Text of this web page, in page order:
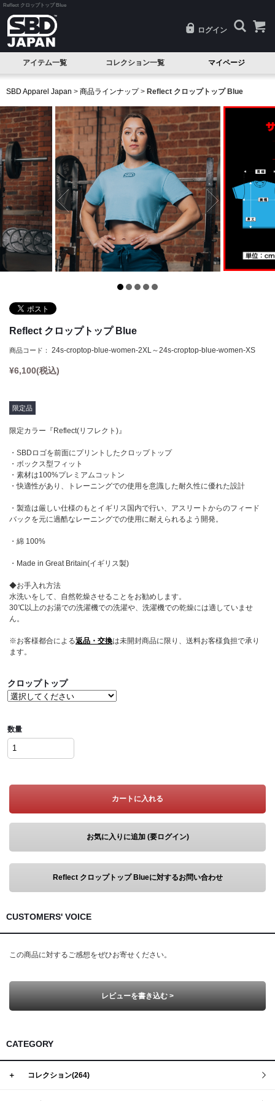
Reflect クロップトップ Blue
ログイン
アイテム一覧
試着品
ベルト
ニースリーブ
エルボースリーブ
ニーラップ
リストラップ
リフティングストラップ
シングレット
ソックス
ヘッドウェア
バナー
コレクション一覧
Serenity(セレニティ)
Nova(ノヴァ)
Resolve(リゾルブ)
Aspire(アスパイア)
Forge(フォージ)
Reflect(リフレクト)
Momentum(モメンタム)
Phantom(ファントム)
マイページ
SBD Apparel Japan > 商品ラインナップ> Reflect クロップトップ Blue
Reflect クロップトップ Blue
商品コード： 24s-croptop-blue-women-2XL～24s-croptop-blue-women-XS
¥6,100(税込)
限定品
限定カラー『Reflect(リフレクト)』
・SBDロゴを前面にプリントしたクロップトップ
・ボックス型フィット
・素材は100%プレミアムコットン
・快適性があり、トレーニングでの使用を意識した耐久性に優れた設計
・製造は厳しい仕様のもとイギリス国内で行い、アスリートからのフィード
バックを元に過酷なレーニングでの使用に耐えられるよう開発。
・綿 100%
・Made in Great Britain(イギリス製)
◆お手入れ方法
水洗いをして、自然乾燥させることをお勧めします。
30℃以上のお湯での洗濯機での洗濯や、洗濯機での乾燥には適していませ
ん。
※お客様都合による返品・交換は未開封商品に限り、送料お客様負担で承り
ます。
クロップトップ
数量
カートに入れる
お気に入りに追加 (要ログイン)
Reflect クロップトップ Blueに対するお問い合わせ
CUSTOMERS' VOICE
この商品に対するご感想をぜひお寄せください。
レビューを書き込む >
CATEGORY
＋ コレクション(264)